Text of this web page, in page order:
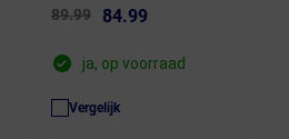
89.99 84.99
ja, op voorraad
Vergelijk